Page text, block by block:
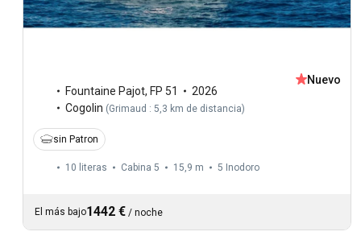
Fountaine Pajot, FP 51
2026
Cogolin (Grimaud : 5,3 km de distancia)
Nuevo
sin Patron
10 literas Cabina 5 15,9 m 5 Inodoro
El más bajo1442 € / noche